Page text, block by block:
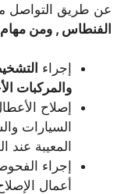
عن طريق التواصل
الفنطاس , ومن مهام
إجراء
والمركبات
إصلاح
السيارات
المعيبة عند
إجراء
أعمال